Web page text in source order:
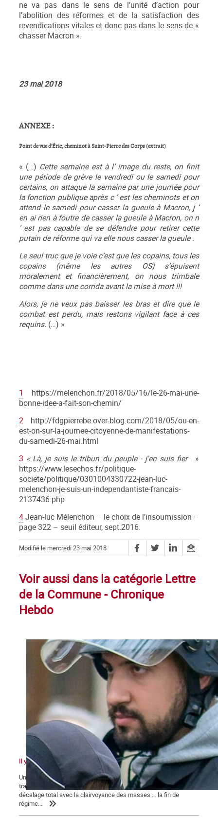
ne va pas dans le sens de l’unité d’action pour
l’abolition des réformes et de la satisfaction des
revendications vitales et donc pas dans le sens de «
chasser Macron ».
23 mai 2018
ANNEXE :
Point de vue d’Éric, cheminot à Saint-Pierre des Corps (extrait)
« (…) Cette semaine est à l’ image du reste, on finit
une période de grève le vendredi ou le samedi pour
certains, on attaque la semaine par une journée pour
la fonction publique après c ’ est les cheminots et on
attend le samedi pour casser la gueule à Macron, j ’
en ai rien à foutre de casser la gueule à Macron, on n
’ est pas capable de se défendre pour retirer cette
putain de réforme qui va elle nous casser la gueule .
Le seul truc que je voie c’est que les copains, tous les
copains (même les autres OS) s’épuisent
moralement et financièrement, on nous trimbale
comme dans une corrida avant la mise à mort !!!
Alors, je ne veux pas baisser les bras et dire que le
combat est perdu, mais restons vigilant face à ces
requins. (…) »
1
https://melenchon.fr/2018/05/16/le-26-mai-une-
bonne-idee-a-fait-son-chemin/
2 http://fdgpierrebe.over-blog.com/2018/05/ou-en-
est-on-sur-la-journee-citoyenne-de-manifestations-
du-samedi-26-mai.html
3 « Là, je suis le tribun du peuple - j'en suis fier. »
https://www.lesechos.fr/politique-
societe/politique/0301004330722-jean-luc-
melenchon-je-suis-un-independantiste-francais-
2137436.php
4Jean-luc Mélenchon – le choix de l’insoumission –
page 322 – seuil éditeur, sept.2016.
Modifié le mercredi 23 mai 2018
Voir aussi dans la catégorie Lettre
de la Commune - Chronique
Hebdo
Il y a quelque chose de pourri au royaume de Macron
Un pouvoir en marche pour sa réélection qui n’en finit pas de
traîner des casseroles judiciaires … Une classe politique en
décalage total avec la clairvoyance des masses … la fin de
régime...